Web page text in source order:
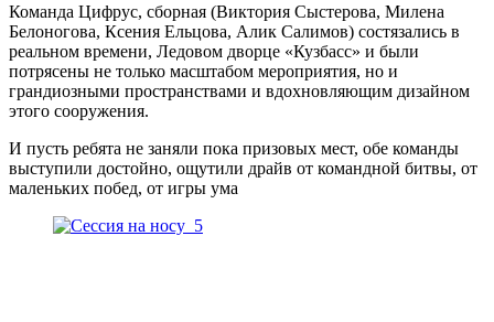
Команда Цифрус, сборная (Виктория Сыстерова, Милена
Белоногова, Ксения Ельцова, Алик Салимов) состязались в
реальном времени, Ледовом дворце «Кузбасс» и были
потрясены не только масштабом мероприятия, но и
грандиозными пространствами и вдохновляющим дизайном
этого сооружения.
И пусть ребята не заняли пока призовых мест, обе команды
выступили достойно, ощутили драйв от командной битвы, от
маленьких побед, от игры ума